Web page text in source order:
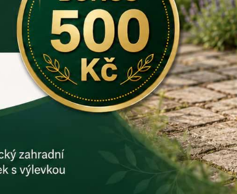
Dekorace
z betonu,
přírodní
Rozměry:
Hmotnost:
Materiál:
Záruka: 2
Kód:E0584